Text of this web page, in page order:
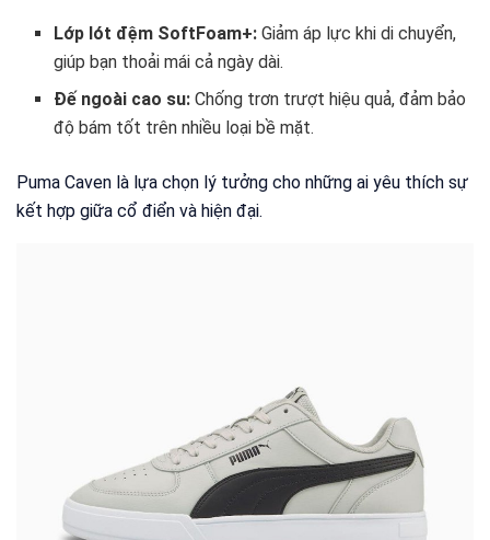
Lớp lót đệm SoftFoam+: Giảm áp lực khi di chuyển,
giúp bạn thoải mái cả ngày dài.
Đế ngoài cao su: Chống trơn trượt hiệu quả, đảm bảo
độ bám tốt trên nhiều loại bề mặt.
Puma Caven là lựa chọn lý tưởng cho những ai yêu thích sự
kết hợp giữa cổ điển và hiện đại.